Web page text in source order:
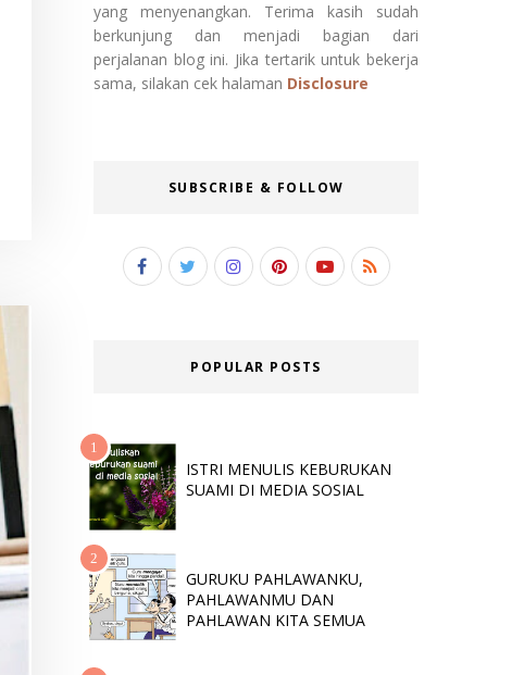
yang menyenangkan. Terima kasih sudah
berkunjung dan menjadi bagian dari
perjalanan blog ini. Jika tertarik untuk bekerja
sama, silakan cek halaman Disclosure
SUBSCRIBE & FOLLOW
POPULAR POSTS
ISTRI MENULIS KEBURUKAN
SUAMI DI MEDIA SOSIAL
GURUKU PAHLAWANKU,
PAHLAWANMU DAN
PAHLAWAN KITA SEMUA